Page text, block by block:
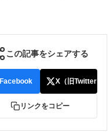
この記事をシェアする
Facebook X（旧Twitter）
リンクをコピー